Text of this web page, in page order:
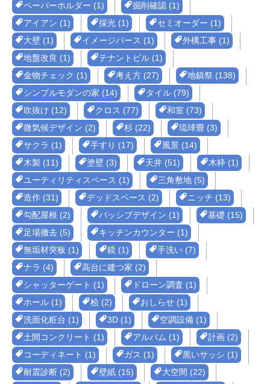
ペーパーホルダー (1)
掘削確認 (1)
アイアン (1)
採光 (1)
セミオーダー (1)
大壁 (1)
イメージパース (1)
外構工事 (1)
地盤改良 (1)
テナントビル (1)
金物チェック (1)
考え方 (27)
地鎮祭 (138)
シンプルモダンの家 (14)
タイル (79)
吹抜け (12)
クロス (77)
和室 (73)
微気候デザイン (2)
杉 (22)
琉球畳 (3)
サクラ (1)
手すり (17)
風景 (14)
木製 (11)
塗壁 (3) 天井 (51)
木枠 (1)
ユーティリティスペース (1)
三角敷地 (5)
造作 (31)
デッドスペース (2)
ニッチ (13)
勾配屋根 (2)
パッシブデザイン (1)
基礎 (15)
足場撤去 (5)
キッチンカウンター (1)
無垢材突板 (1)
鏡 (1)
手洗い (7)
ナラ (4)
高台に建つ家 (2)
シャッターゲート (1)
ドローン調査 (1)
ホール (1)
桧 (2)
おしらせ (1)
洗面化粧台 (1)
3D (1)
空調設備 (1)
土間コンクリート (1)
アルバム (1)
計画 (2)
コーディネート (1)
ガス (1)
黒いサッシ (1)
耐震診断 (2)
壁紙 (15)
大空間 (22)